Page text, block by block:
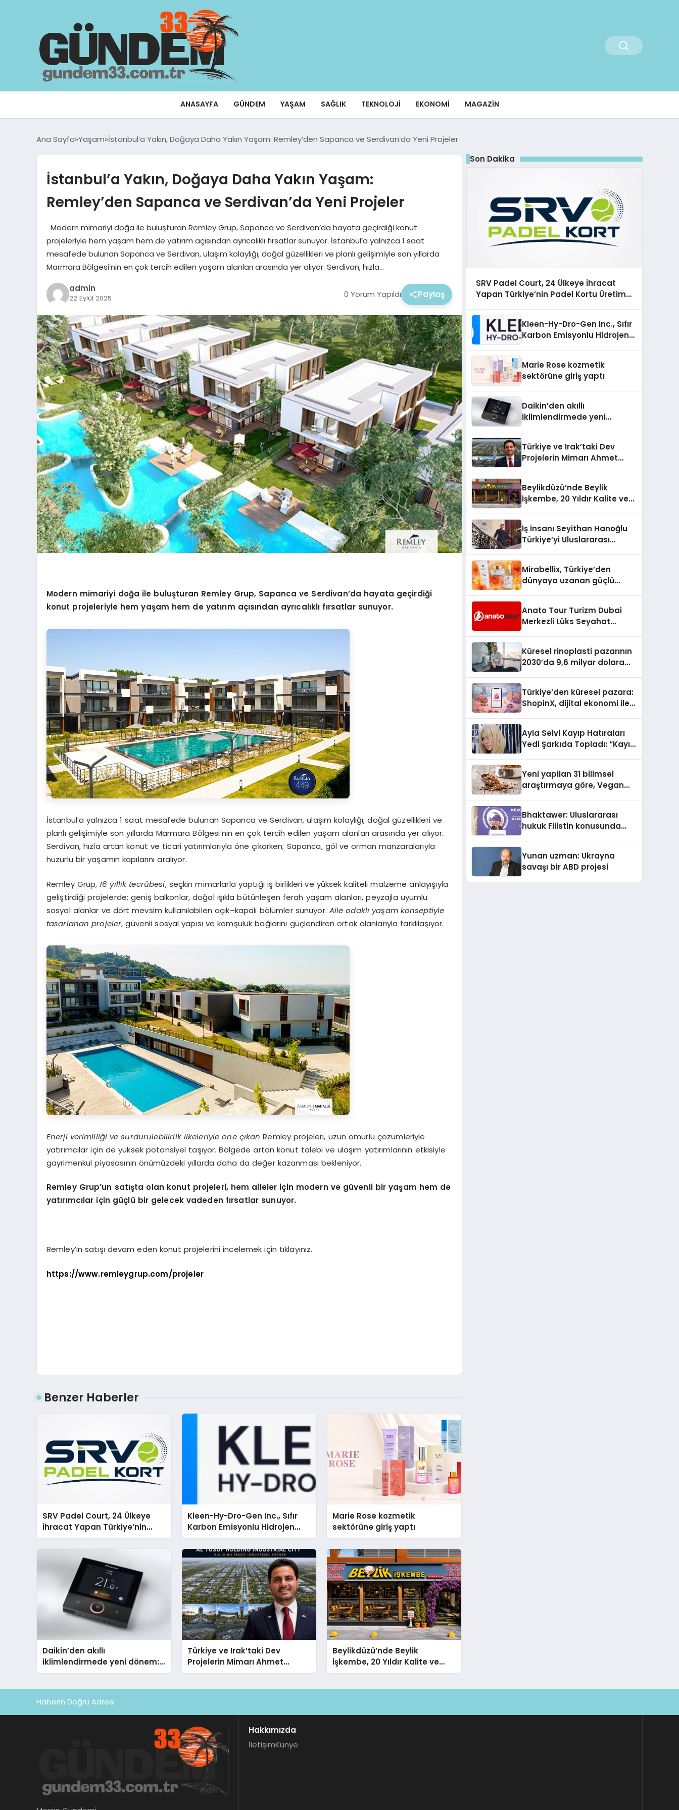
ANASAYFA GÜNDEM YAŞAM SAĞLIK TEKNOLOJI EKONOMI MAGAZIN
Ana Sayfa Yaşam İstanbul’a Yakın, Doğaya Daha Yakın Yaşam: Remley’den Sapanca ve Serdivan’da Yeni Projeler
İstanbul’a Yakın, Doğaya Daha Yakın Yaşam:
Remley’den Sapanca ve Serdivan’da Yeni Projeler
Modern mimariyi doğa ile buluşturan Remley Grup, Sapanca ve Serdivan’da hayata geçirdiği konut
projeleriyle hem yaşam hem de yatırım açısından ayrıcalıklı fırsatlar sunuyor. İstanbul’a yalnızca 1 saat
mesafede bulunan Sapanca ve Serdivan, ulaşım kolaylığı, doğal güzellikleri ve planlı gelişimiyle son yıllarda
Marmara Bölgesi’nin en çok tercih edilen yaşam alanları arasında yer alıyor. Serdivan, hızla…
admin
22 Eylül 2025 0 Yorum Yapıldı Paylaş
Modern mimariyi doğa ile buluşturan Remley Grup, Sapanca ve Serdivan’da hayata geçirdiği
konut projeleriyle hem yaşam hem de yatırım açısından ayrıcalıklı fırsatlar sunuyor.
İstanbul’a yalnızca 1 saat mesafede bulunan Sapanca ve Serdivan, ulaşım kolaylığı, doğal güzellikleri ve
planlı gelişimiyle son yıllarda Marmara Bölgesi’nin en çok tercih edilen yaşam alanları arasında yer alıyor.
Serdivan, hızla artan konut ve ticari yatırımlarıyla öne çıkarken; Sapanca, göl ve orman manzaralarıyla
huzurlu bir yaşamın kapılarını aralıyor.
Remley Grup, 16 yıllık tecrübesi, seçkin mimarlarla yaptığı iş birlikleri ve yüksek kaliteli malzeme anlayışıyla
geliştirdiği projelerde; geniş balkonlar, doğal ışıkla bütünleşen ferah yaşam alanları, peyzajla uyumlu
sosyal alanlar ve dört mevsim kullanılabilen açık–kapalı bölümler sunuyor. Aile odaklı yaşam konseptiyle
tasarlanan projeler, güvenli sosyal yapısı ve komşuluk bağlarını güçlendiren ortak alanlarıyla farklılaşıyor.
Enerji verimliliği ve sürdürülebilirlik ilkeleriyle öne çıkan Remley projeleri, uzun ömürlü çözümleriyle
yatırımcılar için de yüksek potansiyel taşıyor. Bölgede artan konut talebi ve ulaşım yatırımlarının etkisiyle
gayrimenkul piyasasının önümüzdeki yıllarda daha da değer kazanması bekleniyor.
Remley Grup’un satışta olan konut projeleri, hem aileler için modern ve güvenli bir yaşam hem de
yatırımcılar için güçlü bir gelecek vadeden fırsatlar sunuyor.
Remley’in satışı devam eden konut projelerini incelemek için tıklayınız.
https://www.remleygrup.com/projeler
Benzer Haberler
SRV Padel Court, 24 Ülkeye
İhracat Yapan Türkiye’nin
Padel Kortu Üretim Gücü
Kleen-Hy-Dro-Gen Inc., Sıfır
Karbon Emisyonlu Hidrojen
Isıtma Teknolojisinde ISO ve
TSSA Düzenleyici Onaylarını
Aldı
Marie Rose kozmetik
sektörüne giriş yaptı
Daikin’den akıllı
iklimlendirmede yeni dönem:
Madoka Plus Türkiye’de
Türkiye ve Irak’taki Dev
Projelerin Mimarı Ahmet
Hasan Salim Beyoğlu, 10
Beylikdüzü’nde Beylik
İşkembe, 20 Yıldır Kalite ve
Lezzetin Değişmeyen Adresi
Son Dakika
SRV Padel Court, 24 Ülkeye İhracat
Yapan Türkiye’nin Padel Kortu Üretim
Kleen-Hy-Dro-Gen Inc., Sıfır
Karbon Emisyonlu Hidrojen
Aldı
Marie Rose kozmetik
sektörüne giriş yaptı
Daikin’den akıllı
iklimlendirmede yeni
Türkiye ve Irak’taki Dev
Projelerin Mimarı Ahmet
Holding Industrial City”
Projesini Hayata Geçirecek
Beylikdüzü’nde Beylik
İşkembe, 20 Yıldır Kalite ve
İş İnsanı Seyithan Hanoğlu
Türkiye’yi Uluslararası
Mirabellix, Türkiye’den
dünyaya uzanan güçlü
Anato Tour Turizm Dubai
Merkezli Lüks Seyahat
Küresel rinoplasti pazarının
2030’da 9,6 milyar dolara
Türkiye’den küresel pazara:
ShopinX, dijital ekonomi ile
Ayla Selvi Kayıp Hatıraları
Yedi Şarkıda Topladı: “Kayıp
Yeni yapilan 31 bilimsel
araştırmaya göre, Vegan
Sindirildiğini Ortaya Koydu
Bhaktawer: Uluslararası
hukuk Filistin konusunda
Yunan uzman: Ukrayna
savaşı bir ABD projesi
Haberin Doğru Adresi
Hakkımızda
İletişimKünye